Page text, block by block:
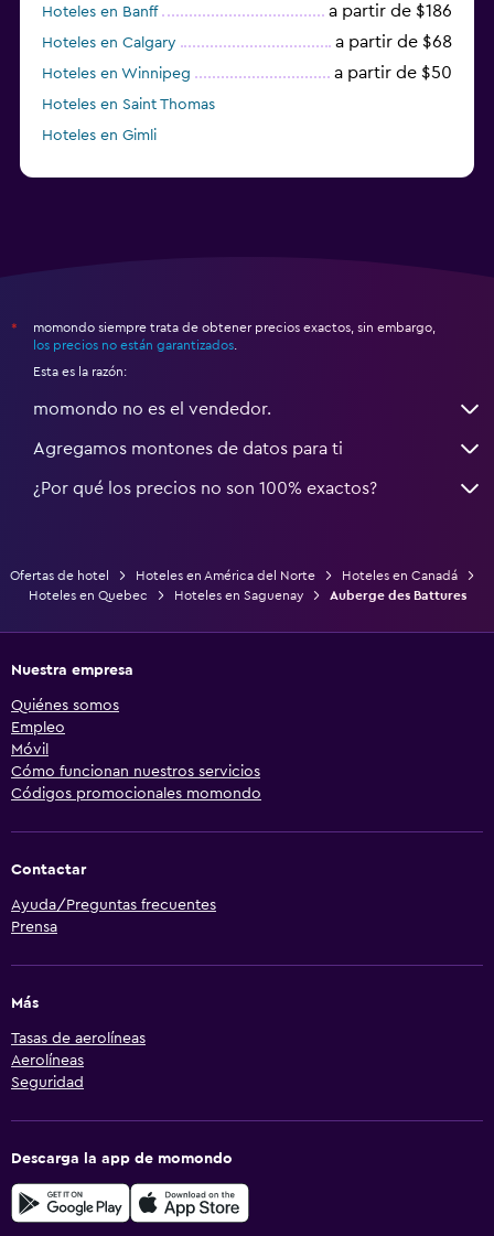
Hoteles en Banff a partir de $186
Hoteles en Calgary a partir de $68
Hoteles en Winnipeg a partir de $50
Hoteles en Saint Thomas
Hoteles en Gimli
*
momondo siempre trata de obtener precios exactos, sin embargo,
los precios no están garantizados
Esta es la razón:
momondo no es el vendedor.
Agregamos montones de datos para ti
¿Por qué los precios no son 100% exactos?
Ofertas de hotel Hoteles en América del Norte
Hoteles en Canadá
Hoteles en Quebec
Hoteles en Saguenay Auberge des Battures
Nuestra empresa
Quiénes somos
Empleo
Móvil
Cómo funcionan nuestros servicios
Códigos promocionales momondo
Contactar
Ayuda/Preguntas frecuentes
Prensa
Más
Tasas de aerolíneas
Aerolíneas
Seguridad
Descarga la app de momondo